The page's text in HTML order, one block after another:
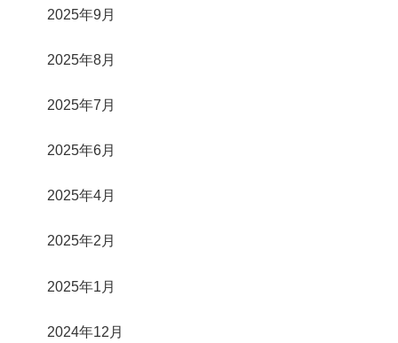
2025年9月
2025年8月
2025年7月
2025年6月
2025年4月
2025年2月
2025年1月
2024年12月